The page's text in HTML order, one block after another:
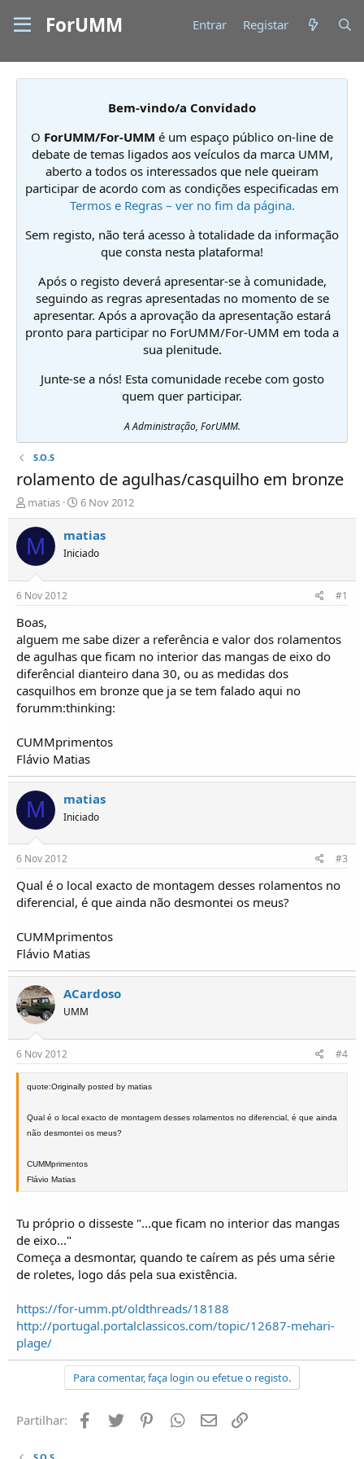
ForUMM Entrar Registar
Bem-vindo/a Convidado
O ForUMM/For-UMM é um espaço público on-line de
debate de temas ligados aos veículos da marca UMM,
aberto a todos os interessados que nele queiram
participar de acordo com as condições especificadas em
Termos e Regras – ver no fim da página.
Sem registo, não terá acesso à totalidade da informação
que consta nesta plataforma!
Após o registo deverá apresentar-se à comunidade,
seguindo as regras apresentadas no momento de se
apresentar. Após a aprovação da apresentação estará
pronto para participar no ForUMM/For-UMM em toda a
sua plenitude.
Junte-se a nós! Esta comunidade recebe com gosto
quem quer participar.
A Administração, ForUMM.
S.O.S
rolamento de agulhas/casquilho em bronze
I
n
i
c
i
d
o
r
e
T
ó
p
i
o
s
matias
D
a
t
a
d
o
6 Nov 2012
M matias
Iniciado
6 Nov 2012 #1
Boas,
alguem me sabe dizer a referência e valor dos rolamentos
de agulhas que ficam no interior das mangas de eixo do
diferêncial dianteiro dana 30, ou as medidas dos
casquilhos em bronze que ja se tem falado aqui no
forumm:thinking:
CUMMprimentos
Flávio Matias
M matias
Iniciado
6 Nov 2012 #3
Qual é o local exacto de montagem desses rolamentos no
diferencial, é que ainda não desmontei os meus?
CUMMprimentos
Flávio Matias
ACardoso
UMM
6 Nov 2012 #4
quote:Originally posted by matias
Qual é o local exacto de montagem desses rolamentos no diferencial, é que ainda
não desmontei os meus?
CUMMprimentos
Flávio Matias
Tu próprio o disseste "...que ficam no interior das mangas
de eixo..."
Começa a desmontar, quando te caírem as pés uma série
de roletes, logo dás pela sua existência.
https://for-umm.pt/oldthreads/18188
http://portugal.portalclassicos.com/topic/12687-mehari-
plage/
Para comentar, faça login ou efetue o registo.
Partilhar: Facebook
Twitter PinterestWhatsapp
Email